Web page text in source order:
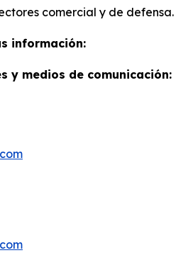
comercial y de defensa.
información:
y medios de comunicación: